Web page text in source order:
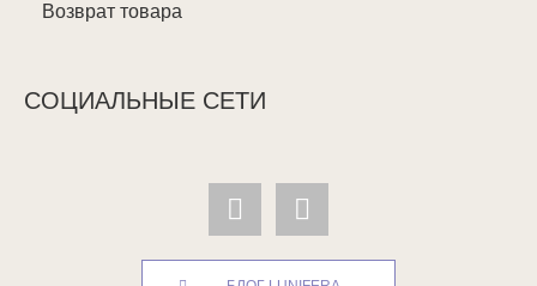
Возврат товара
СОЦИАЛЬНЫЕ СЕТИ